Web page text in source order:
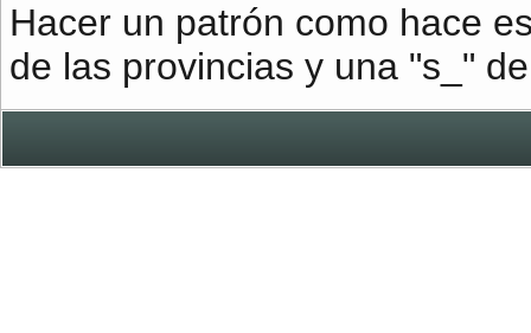
Hacer un patrón como hace
de las provincias y una "s_"